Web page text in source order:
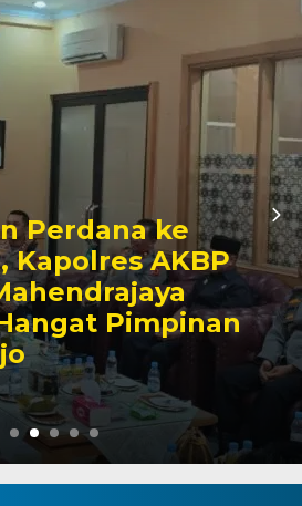
Awali Tugas
Kabagbinkar,
Taherong
Kebersihan dan
Demi Kepuasan